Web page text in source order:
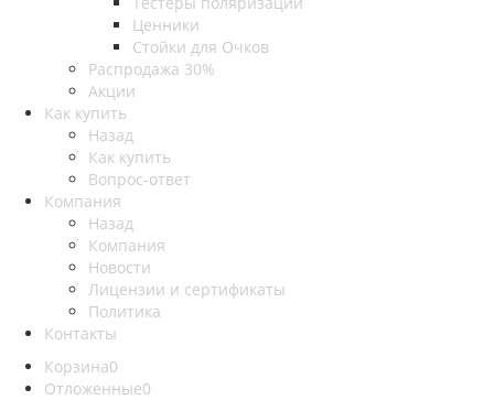
Ценники
Стойки для Очков
Распродажа 30%
Акции
Как купить
Назад
Как купить
Вопрос-ответ
Компания
Назад
Компания
Новости
Лицензии и сертификаты
Политика
Контакты
Корзина0
Отложенные0